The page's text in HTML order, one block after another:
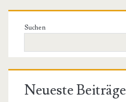
Primäre
Seitenleiste
Suchen
Neueste Beiträge